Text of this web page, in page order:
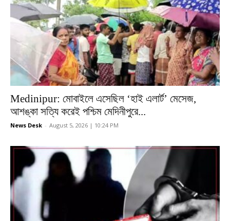
Medinipur: মোবাইলে এসেছিল ‘হাই এলার্ট’ মেসেজ,
আশঙ্কা সত্যি করেই পশ্চিম মেদিনীপুরে...
News Desk - August 5, 2026 | 10:24 PM